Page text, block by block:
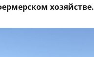
хозяйстве.